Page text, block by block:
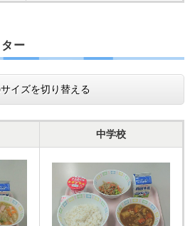
ー
イズを切り替える
中学校